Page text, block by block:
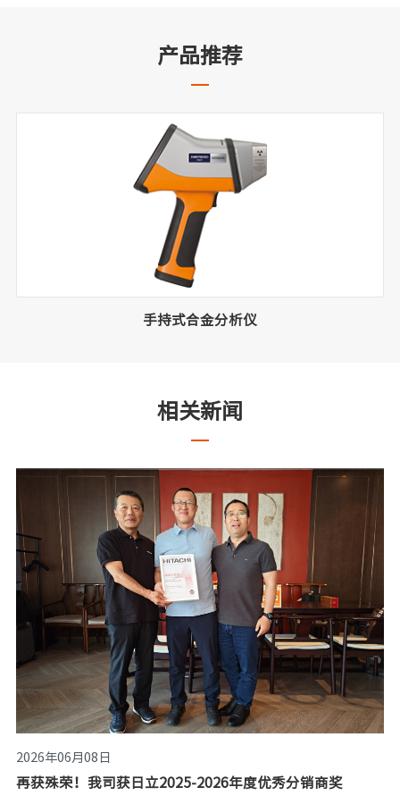
产品推荐
手持式合金分析仪
相关新闻
2026年06月08日
再获殊荣！我司获日立2025-2026年度优秀分销商奖